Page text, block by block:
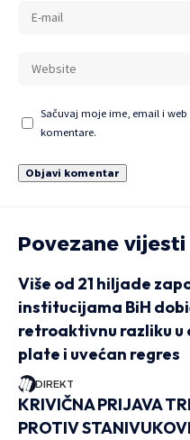
Sačuvaj moje ime, email i
komentare.
Povezane vijesti
Više od 21 hiljade
institucijama BiH
retroaktivnu razliku u
plate i uvećan regres
DIREKT
KRIVIČNA PRIJAVA
PROTIV